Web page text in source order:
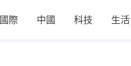
國際 中國 科技 生活